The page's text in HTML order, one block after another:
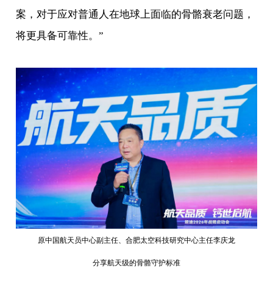
案，对于应对普通人在地球上面临的骨骼衰老问题，
将更具备可靠性。”
原中国航天员中心副主任、合肥太空科技研究中心主任李庆龙
分享航天级的骨骼守护标准